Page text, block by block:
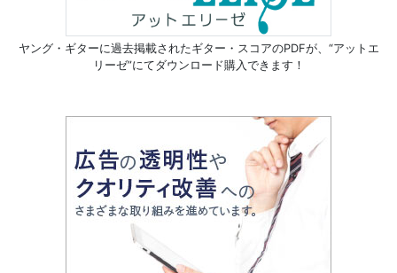
ヤング・ギターに過去掲載されたギター・スコアのPDFが、 “アットエ
リーゼ”にてダウンロード購入できます！